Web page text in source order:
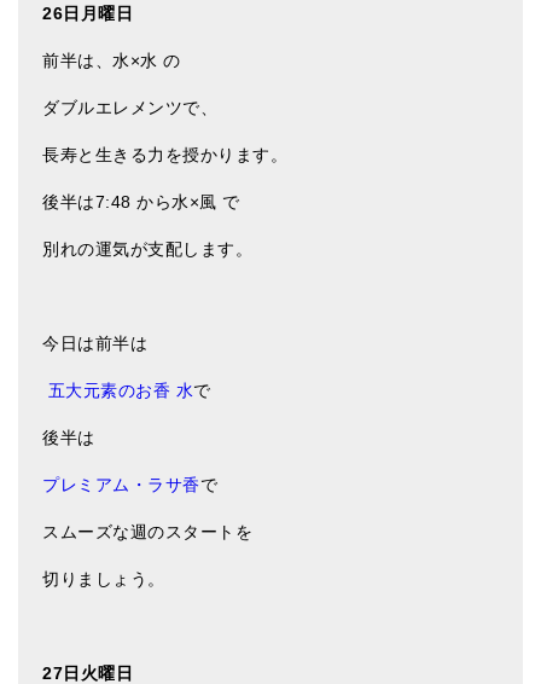
オリジナルグッズ
神々とつながるジュエリー
ヒーリング・マンダラポスター
ロゴステッカー・ポストカード各種
亡命チベット人尼僧のお守り・チャーム
チベット・マントラ・ヒーリングCD
26日月曜日
前半は、水×水 の
ダブルエレメンツで、
長寿と生きる力を授かります。
後半は7:48 から水×風 で
別れの運気が支配します。
今日は前半は
五大元素のお香 水で
後半は
プレミアム・ラサ香で
スムーズな週のスタートを
切りましょう。
27日火曜日